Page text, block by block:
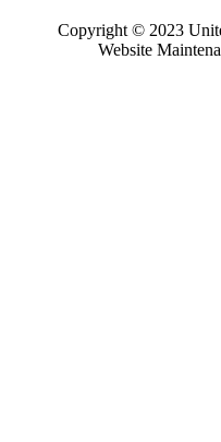
Copyright © 2023
Website